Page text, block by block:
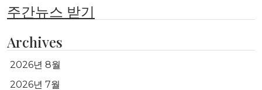
주간뉴스 받기
Archives
2026년 8월
2026년 7월